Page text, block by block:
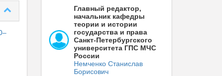
Главный редактор,
начальник кафедры
теории и истории
государства и права
Санкт-Петербургского
университета ГПС МЧС
России
Немченко Станислав
Борисович